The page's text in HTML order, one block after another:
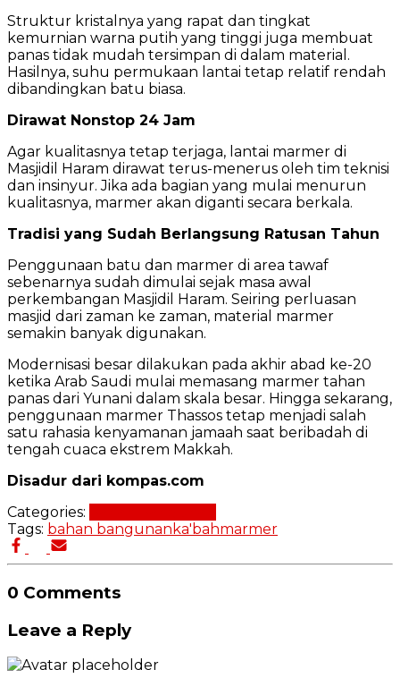
Struktur kristalnya yang rapat dan tingkat
kemurnian warna putih yang tinggi juga membuat
panas tidak mudah tersimpan di dalam material.
Hasilnya, suhu permukaan lantai tetap relatif rendah
dibandingkan batu biasa.
Dirawat Nonstop 24 Jam
Agar kualitasnya tetap terjaga, lantai marmer di
Masjidil Haram dirawat terus-menerus oleh tim teknisi
dan insinyur. Jika ada bagian yang mulai menurun
kualitasnya, marmer akan diganti secara berkala.
Tradisi yang Sudah Berlangsung Ratusan Tahun
Penggunaan batu dan marmer di area tawaf
sebenarnya sudah dimulai sejak masa awal
perkembangan Masjidil Haram. Seiring perluasan
masjid dari zaman ke zaman, material marmer
semakin banyak digunakan.
Modernisasi besar dilakukan pada akhir abad ke-20
ketika Arab Saudi mulai memasang marmer tahan
panas dari Yunani dalam skala besar. Hingga sekarang,
penggunaan marmer Thassos tetap menjadi salah
satu rahasia kenyamanan jamaah saat beribadah di
tengah cuaca ekstrem Makkah.
Disadur dari kompas.com
Categories:
Tags: bahan bangunan ka'bahmarmer
0 Comments
Leave a Reply